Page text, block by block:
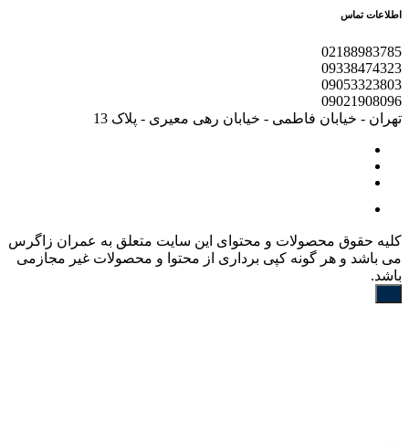
اطلاعات تماس
02188983785
09338474323
09053323803
09021908096
تهران - خیابان فاطمی - خیابان رهی معیری - پلاک 13
کليه حقوق محصولات و محتوای اين سایت متعلق به عمران زاگرس
می باشد و هر گونه کپی برداری از محتوا و محصولات غیر مجازمی
باشد.